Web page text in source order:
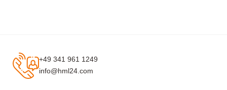
+49 341 961 1249
info@hml24.com